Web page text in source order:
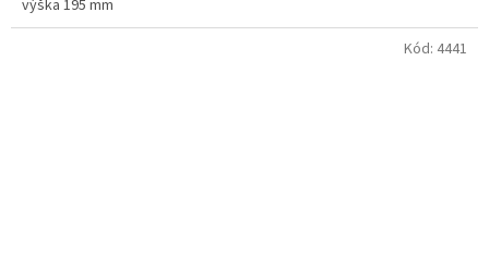
výška 195 mm
Kód: 4441